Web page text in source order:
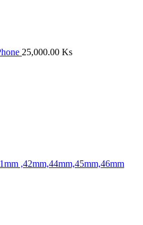
25,000.00 Ks
,42mm,44mm,45mm,46mm